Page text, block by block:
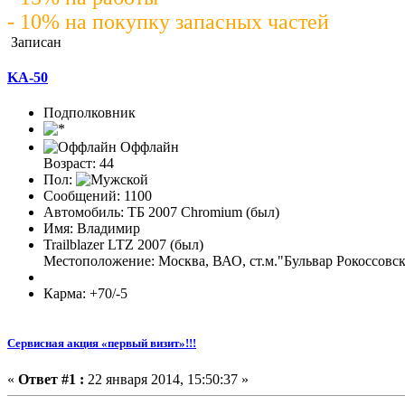
- 10% на покупку запасных частей
Записан
KA-50
Подполковник
Оффлайн
Возраст: 44
Пол:
Сообщений: 1100
Автомобиль: ТБ 2007 Chromium (был)
Имя: Владимир
Trailblazer LTZ 2007 (был)
Местоположение: Москва, ВАО, ст.м."Бульвар
Карма: +70/-5
Сервисная акция «первый визит»!!!
« Ответ #1 : 22 января 2014, 15:50:37 »